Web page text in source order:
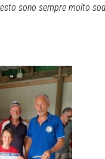
sono sempre molto